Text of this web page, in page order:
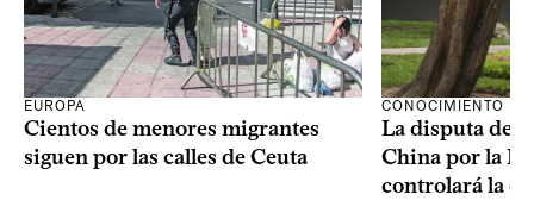
EUROPA
Cientos de menores migrantes
siguen por las calles de Ceuta
CONOCIMIENTO
La disputa de
China por la
controlará la